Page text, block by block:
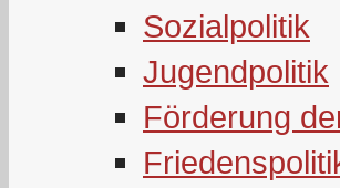
Sozialpolitik
Jugendpolitik
Förderung